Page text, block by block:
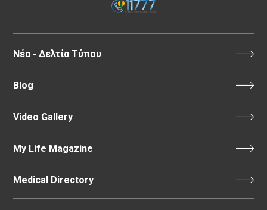
Νέα - Δελτία Τύπου
Blog
Video Gallery
My Life Magazine
Medical Directory